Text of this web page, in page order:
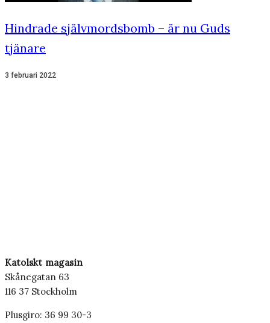
Hindrade självmordsbomb – är nu Guds
tjänare
3 februari 2022
Katolskt magasin
Skånegatan 63
116 37 Stockholm
Plusgiro: 36 99 30-3